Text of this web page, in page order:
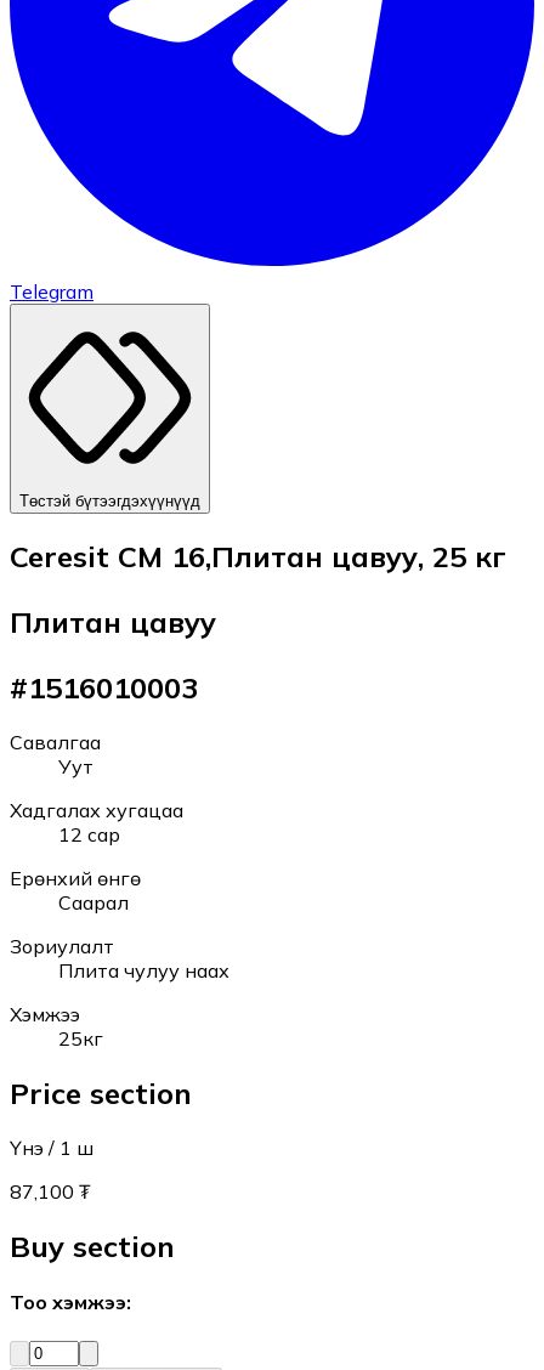
Telegram
Төстэй бүтээгдэхүүнүүд
Ceresit CМ 16,Плитан цавуу, 25 кг
Плитан цавуу
#1516010003
Савалгаа
Уут
Хадгалах хугацаа
12 сар
Ерөнхий өнгө
Саарал
Зориулалт
Плита чулуу наах
Хэмжээ
25кг
Price section
Үнэ / 1 ш
87,100 ₮
Buy section
Тоо хэмжээ: